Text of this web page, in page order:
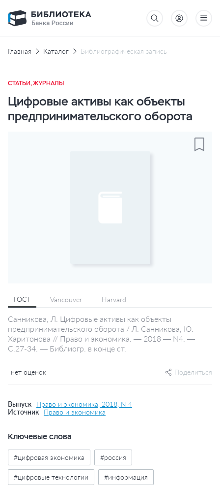
Главная Каталог Библиографическая запись
СТАТЬИ, ЖУРНАЛЫ
Цифровые активы как объекты
предпринимательского оборота
ГОСТ Vancouver Harvard
Санникова, Л. Цифровые активы как объекты
предпринимательского оборота / Л. Санникова, Ю.
Харитонова // Право и экономика. — 2018 — N4. —
С.27-34. — Библиогр. в конце ст.
нет оценок Поделиться
Выпуск
Право и экономика, 2018, N 4
Источник
Право и экономика
Ключевые слова
#цифровая экономика #россия
#цифровые технологии #информация